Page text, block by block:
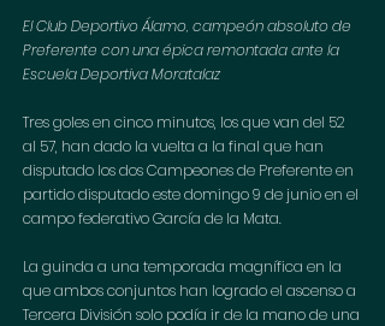
El Club Deportivo Álamo, campeón absoluto de
Preferente con una épica remontada ante la
Escuela Deportiva Moratalaz
Tres goles en cinco minutos, los que van del 52
al 57, han dado la vuelta a la final que han
disputado los dos Campeones de Preferente en
partido disputado este domingo 9 de junio en el
campo federativo García de la Mata.
La guinda a una temporada magnífica en la
que ambos conjuntos han logrado el ascenso a
Tercera División solo podía ir de la mano de una